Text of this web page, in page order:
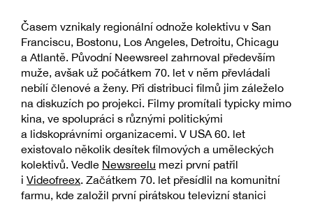
Časem vznikaly regionální odnože kolektivu v San
Franciscu, Bostonu, Los Angeles, Detroitu, Chicagu
a Atlantě. Původní Neewsreel zahrnoval především
muže, avšak už počátkem 70. let v něm převládali
nebílí členové a ženy. Při distribuci filmů jim záleželo
na diskuzích po projekci. Filmy promítali typicky mimo
kina, ve spolupráci s různými politickými
a lidskoprávními organizacemi. V USA 60. let
existovalo několik desítek filmových a uměleckých
kolektivů. Vedle Newsreelu mezi první patřil
i Videofreex. Začátkem 70. let přesídlil na komunitní
farmu, kde založil první pirátskou televizní stanici